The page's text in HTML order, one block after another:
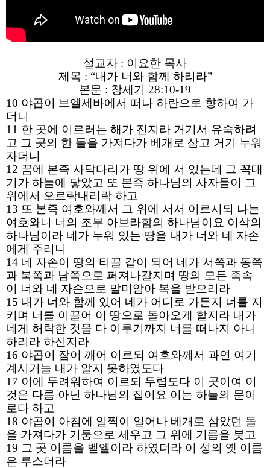
설교자 : 이요한 목사​
제목 : “내가 너와 함께 하리라”
본문 : 창세기 28:10-19
10 야곱이 브엘세바에서 떠나 하란으로 향하여 가
더니
11 한 곳에 이르러는 해가 진지라 거기서 유숙하려
고 그 곳의 한 돌을 가져다가 베개로 삼고 거기 누워
자더니
12 꿈에 본즉 사닥다리가 땅 위에 서 있는데 그 꼭대
기가 하늘에 닿았고 또 본즉 하나님의 사자들이 그
위에서 오르락내리락 하고
13 또 본즉 여호와께서 그 위에 서서 이르시되 나는
여호와니 너의 조부 아브라함의 하나님이요 이삭의
하나님이라 네가 누워 있는 땅을 내가 너와 네 자손
에게 주리니
14 네 자손이 땅의 티끌 같이 되어 네가 서쪽과 동쪽
과 북쪽과 남쪽으로 퍼져나갈지며 땅의 모든 족속
이 너와 네 자손으로 말미암아 복을 받으리라
15 내가 너와 함께 있어 네가 어디로 가든지 너를 지
키며 너를 이끌어 이 땅으로 돌아오게 할지라 내가
네게 허락한 것을 다 이루기까지 너를 떠나지 아니
하리라 하신지라
16 야곱이 잠이 깨어 이르되 여호와께서 과연 여기
계시거늘 내가 알지 못하였도다
17 이에 두려워하여 이르되 두렵도다 이 곳이여 이
것은 다름 아닌 하나님의 집이요 이는 하늘의 문이
로다 하고
18 야곱이 아침에 일찍이 일어나 베개로 삼았던 돌
을 가져다가 기둥으로 세우고 그 위에 기름을 붓고
19 그 곳 이름을 벧엘이라 하였더라 이 성의 옛 이름
은 루스더라